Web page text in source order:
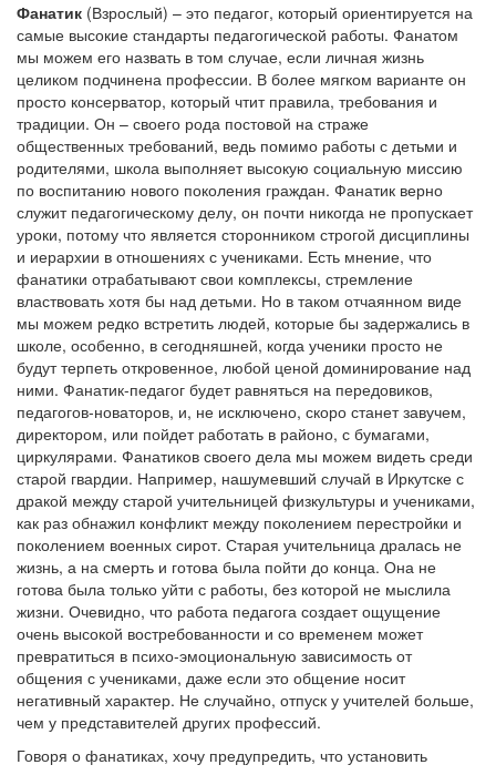
Фанатик (Взрослый) – это педагог, который ориентируется на
самые высокие стандарты педагогической работы. Фанатом
мы можем его назвать в том случае, если личная жизнь
целиком подчинена профессии. В более мягком варианте он
просто консерватор, который чтит правила, требования и
традиции. Он – своего рода постовой на страже
общественных требований, ведь помимо работы с детьми и
родителями, школа выполняет высокую социальную миссию
по воспитанию нового поколения граждан. Фанатик верно
служит педагогическому делу, он почти никогда не пропускает
уроки, потому что является сторонником строгой дисциплины
и иерархии в отношениях с учениками. Есть мнение, что
фанатики отрабатывают свои комплексы, стремление
властвовать хотя бы над детьми. Но в таком отчаянном виде
мы можем редко встретить людей, которые бы задержались в
школе, особенно, в сегодняшней, когда ученики просто не
будут терпеть откровенное, любой ценой доминирование над
ними. Фанатик-педагог будет равняться на передовиков,
педагогов-новаторов, и, не исключено, скоро станет завучем,
директором, или пойдет работать в районо, с бумагами,
циркулярами. Фанатиков своего дела мы можем видеть среди
старой гвардии. Например, нашумевший случай в Иркутске с
дракой между старой учительницей физкультуры и учениками,
как раз обнажил конфликт между поколением перестройки и
поколением военных сирот. Старая учительница дралась не
жизнь, а на смерть и готова была пойти до конца. Она не
готова была только уйти с работы, без которой не мыслила
жизни. Очевидно, что работа педагога создает ощущение
очень высокой востребованности и со временем может
превратиться в психо-эмоциональную зависимость от
общения с учениками, даже если это общение носит
негативный характер. Не случайно, отпуск у учителей больше,
чем у представителей других профессий.
Говоря о фанатиках, хочу предупредить, что установить